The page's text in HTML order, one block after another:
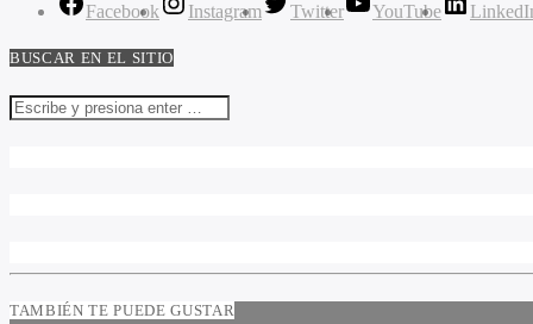
Facebook Instagram Twitter YouTube
BUSCAR EN EL SITIO
TAMBIÉN TE PUEDE GUSTAR